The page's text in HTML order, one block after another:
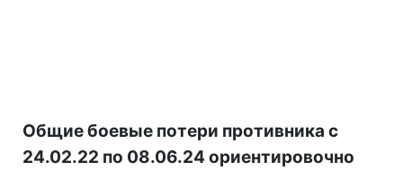
Общие боевые потери противника с
24.02.22 по 08.06.24 ориентировочно